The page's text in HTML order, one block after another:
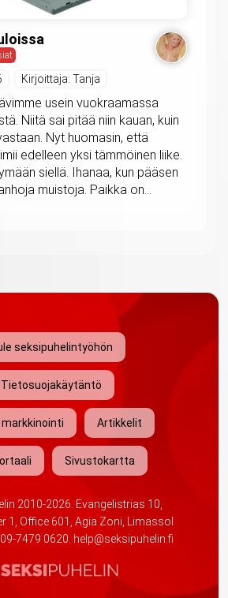
Kirjoittaja: Tanja
usein vuokraamassa
Niitä sai pitää niin kauan, kuin
Nyt huomasin, että
edelleen yksi tämmöinen liike.
siellä. Ihanaa, kun pääsen
muistoja. Paikka on...
seksipuhelintyöhön
Tietosuojakäytäntö
Artikkelit
Sivustokartta
2010-2026. Evangelistrias 10,
1, Office 601, Agia Zoni, Limassol
09-7479 0620. help@seksipuhelin.fi